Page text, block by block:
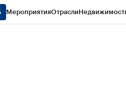
МероприятияОтрасли